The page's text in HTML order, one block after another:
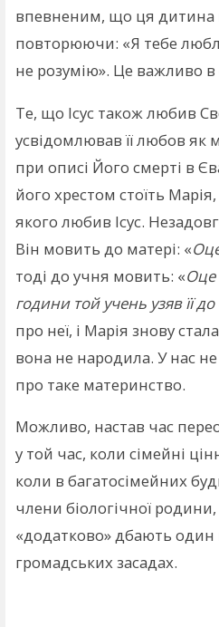
впевненим, що ця дитина
повторюючи: «Я тебе
не розумію». Це важливо в
Те, що Ісус також любив
усвідомлював її любов як
при описі Його смерті в
його хрестом стоїть
якого любив Ісус.
Він мовить до матері: «
тоді до учня мовить: «Оце
години той учень узяв її до
про неї, і Марія знову
вона не народила. У нас не
про таке материнство.
Можливо, настав час
у той час, коли сімейні
коли в багатосімейних
члени біологічної
«додатково» дбають
громадських засадах.